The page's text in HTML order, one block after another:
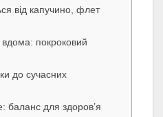
від капучино, флет
вдома: покроковий
до сучасних
баланс для здоров’я